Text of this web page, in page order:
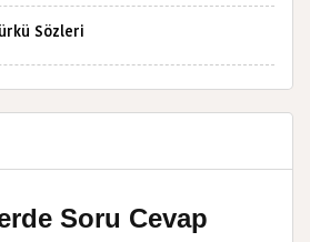
Sözleri
Soru Cevap